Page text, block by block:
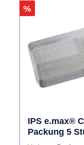
Rabatt
%
IPS e.max®
Packung 5